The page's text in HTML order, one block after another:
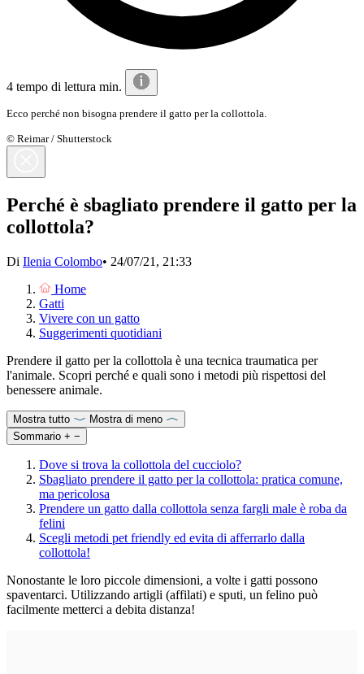
4 tempo di lettura min.
Ecco perché non bisogna prendere il gatto per la collottola.
© Reimar / Shutterstock
Perché è sbagliato prendere il gatto per la
collottola?
Di Ilenia Colombo• 24/07/21, 21:33
Home
Gatti
Vivere con un gatto
Suggerimenti quotidiani
Prendere il gatto per la collottola è una tecnica traumatica per
l'animale. Scopri perché e quali sono i metodi più rispettosi del
benessere animale.
Mostra tutto
Mostra di meno
Sommario + −
Dove si trova la collottola del cucciolo?
Sbagliato prendere il gatto per la collottola: pratica comune,
ma pericolosa
Prendere un gatto dalla collottola senza fargli male è roba da
felini
Scegli metodi pet friendly ed evita di afferrarlo dalla
collottola!
Nonostante le loro piccole dimensioni, a volte i gatti possono
spaventarci. Utilizzando artigli (affilati) e sputi, un felino può
facilmente metterci a debita distanza!